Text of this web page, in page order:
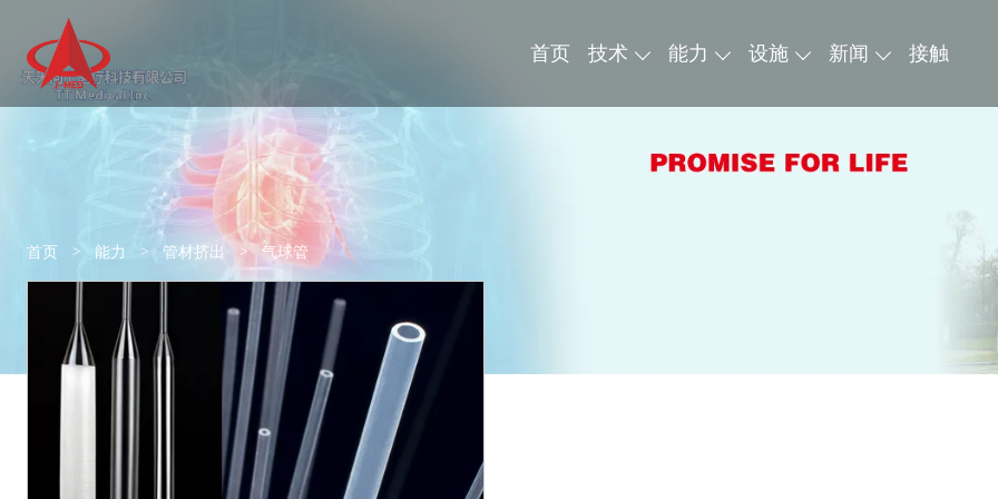
首页 技术 能力 设施 新闻 接触
首页 > 能力 > 管材挤出 > 气球管